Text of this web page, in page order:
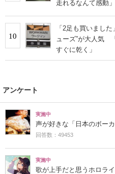
走れるなんて感動」
10
「2足も買いまし
ューズ”が大人気
すぐに乾く」
アンケート
実施中
声が好きな「日本のボー
回答数：49453
実施中
歌が上手だと思うホロラ